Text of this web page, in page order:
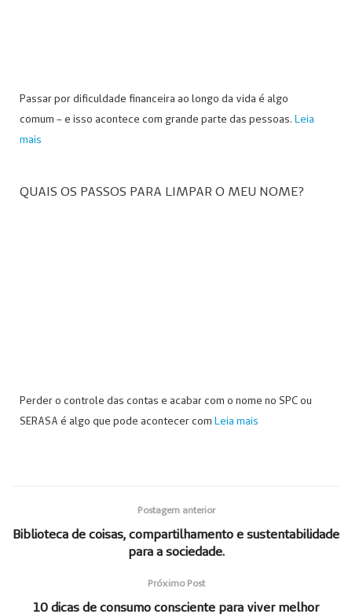
Passar por dificuldade financeira ao longo da vida é algo
comum – e isso acontece com grande parte das pessoas. Leia
mais
QUAIS OS PASSOS PARA LIMPAR O MEU NOME?
Perder o controle das contas e acabar com o nome no SPC ou
SERASA é algo que pode acontecer com Leia mais
Postagem anterior
Biblioteca de coisas, compartilhamento e sustentabilidade
para a sociedade.
Próximo Post
10 dicas de consumo consciente para viver melhor